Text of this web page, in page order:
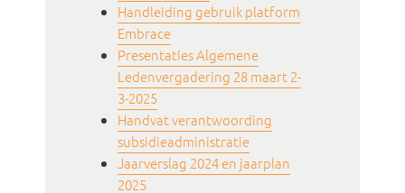
Handleiding gebruik platform
Embrace
Presentaties Algemene
Ledenvergadering 28 maart 2-
3-2025
Handvat verantwoording
subsidieadministratie
Jaarverslag 2024 en jaarplan
2025